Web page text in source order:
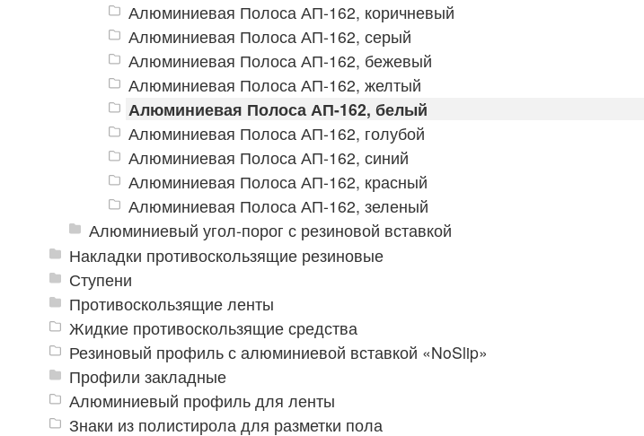
Алюминиевая Полоса АП-162, коричневый
Алюминиевая Полоса АП-162, серый
Алюминиевая Полоса АП-162, бежевый
Алюминиевая Полоса АП-162, желтый
Алюминиевая Полоса АП-162, белый
Алюминиевая Полоса АП-162, голубой
Алюминиевая Полоса АП-162, синий
Алюминиевая Полоса АП-162, красный
Алюминиевая Полоса АП-162, зеленый
Алюминиевый угол-порог с резиновой вставкой
Накладки противоскользящие резиновые
Ступени
Противоскользящие ленты
Жидкие противоскользящие средства
Резиновый профиль с алюминиевой вставкой «NoSlip»
Профили закладные
Алюминиевый профиль для ленты
Знаки из полистирола для разметки пола